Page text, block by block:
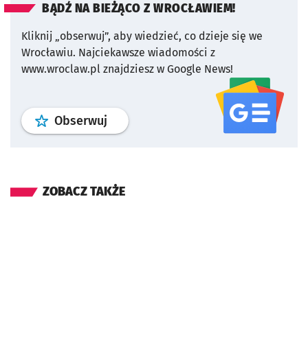
BĄDŹ NA BIEŻĄCO Z WROCŁAWIEM!
Kliknij „obserwuj”, aby wiedzieć, co dzieje się we
Wrocławiu. Najciekawsze wiadomości z
www.wroclaw.pl znajdziesz w Google News!
Obserwuj profil serwisu
ZOBACZ TAKŻE